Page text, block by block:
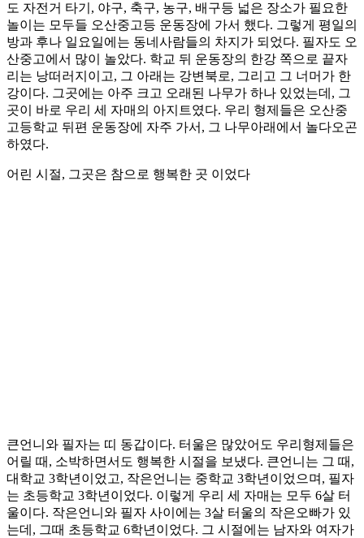
도 자전거 타기, 야구, 축구, 농구, 배구등 넓은 장소가 필요한
놀이는 모두들 오산중고등 운동장에 가서 했다. 그렇게 평일의
방과 후나 일요일에는 동네사람들의 차지가 되었다. 필자도 오
산중고에서 많이 놀았다. 학교 뒤 운동장의 한강 쪽으로 끝자
리는 낭떠러지이고, 그 아래는 강변북로, 그리고 그 너머가 한
강이다. 그곳에는 아주 크고 오래된 나무가 하나 있었는데, 그
곳이 바로 우리 세 자매의 아지트였다. 우리 형제들은 오산중
고등학교 뒤편 운동장에 자주 가서, 그 나무아래에서 놀다오곤
하였다.
어린 시절, 그곳은 참으로 행복한 곳 이었다
큰언니와 필자는 띠 동갑이다. 터울은 많았어도 우리형제들은
어릴 때, 소박하면서도 행복한 시절을 보냈다. 큰언니는 그 때,
대학교 3학년이었고, 작은언니는 중학교 3학년이었으며, 필자
는 초등학교 3학년이었다. 이렇게 우리 세 자매는 모두 6살 터
울이다. 작은언니와 필자 사이에는 3살 터울의 작은오빠가 있
는데, 그때 초등학교 6학년이었다. 그 시절에는 남자와 여자가